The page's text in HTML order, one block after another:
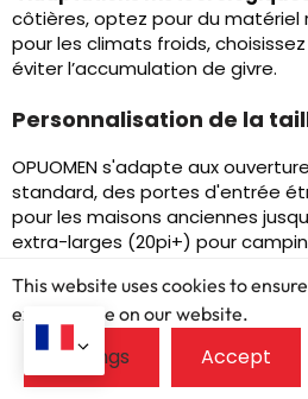
côtières, optez pour du matériel
pour les climats froids,
éviter l’accumulation de givre.
Personnalisation de la
OPUOMEN s'adapte aux
standard, des portes d'entrée
pour les maisons anciennes
extra-larges (20pi+) pour
fabriquera un système sur
taille standard.
This website uses cookies to
exprerience on our website.